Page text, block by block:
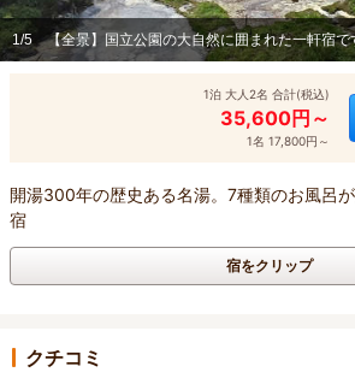
1/5 【全景】国立公園の大自然に囲まれた一軒宿で
1泊 大人2名 合計(税込)
35,600円～
1名 17,800円～
開湯300年の歴史ある名湯。7種類のお風呂
宿
宿をクリップ
クチコミ